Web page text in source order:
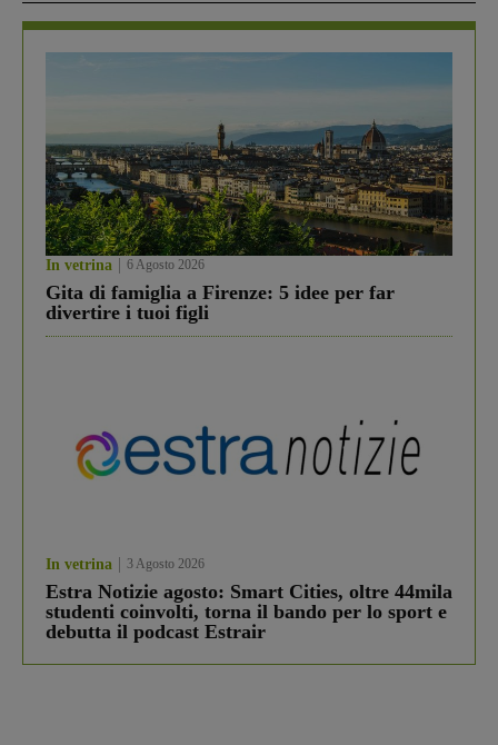
In vetrina 6 Agosto 2026
Gita di famiglia a Firenze: 5 idee per far
divertire i tuoi figli
In vetrina 3 Agosto 2026
Estra Notizie agosto: Smart Cities, oltre 44mila
studenti coinvolti, torna il bando per lo sport e
debutta il podcast Estrair